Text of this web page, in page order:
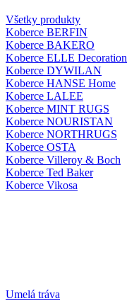
Všetky produkty
Koberce BERFIN
Koberce BAKERO
Koberce ELLE Decoration
Koberce DYWILAN
Koberce HANSE Home
Koberce LALEE
Koberce MINT RUGS
Koberce NOURISTAN
Koberce NORTHRUGS
Koberce OSTA
Koberce Villeroy & Boch
Koberce Ted Baker
Koberce Vikosa
Umelá tráva